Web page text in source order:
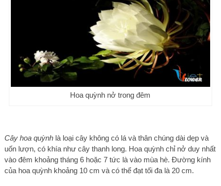
Hoa quỳnh nở trong đêm
Cây hoa quỳnhlà loại cây không có lá và thân chúng dài dẹp và
uốn lượn, có khía như cây thanh long. Hoa quỳnh chỉ nở duy nhất
vào đêm khoảng tháng 6 hoặc 7 tức là vào mùa hè. Đường kính
của hoa quỳnh khoảng 10 cm và có thể đạt tối đa là 20 cm.